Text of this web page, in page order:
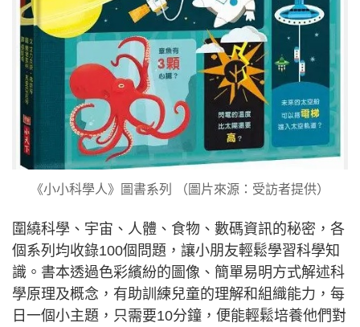
《小小科學人》圖書系列 （圖片來源：受訪者提供）
圍繞科學、宇宙、人體、食物、數碼資訊的秘密，各
個系列均收錄100個問題，讓小朋友輕鬆學習科學知
識。書本透過色彩繽紛的圖像、簡單易明方式解述科
學原理及概念，有助訓練兒童的理解和組織能力，每
日一個小主題，只需要10分鐘，便能輕鬆培養他們對